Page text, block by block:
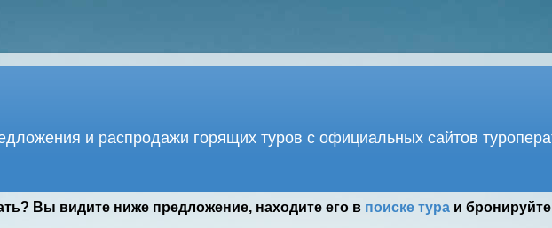
и распродажи горящих туров с официальных сайтов
Вы видите ниже предложение, находите его в поиске тураи